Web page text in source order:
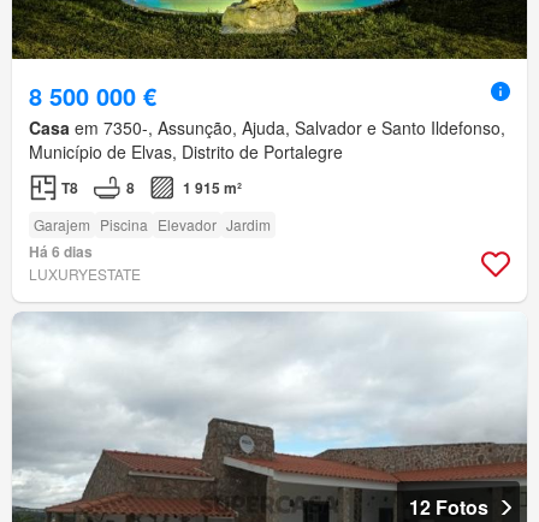
8 500 000 €
Casa em 7350-, Assunção, Ajuda, Salvador e Santo Ildefonso,
Município de Elvas, Distrito de Portalegre
T8 8 1 915 m²
Garajem Piscina Elevador Jardim
Há 6 dias
LUXURYESTATE
12 Fotos